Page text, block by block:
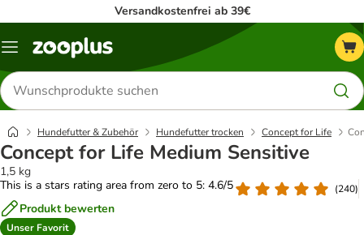
Versandkostenfrei ab 39€
Menü
Produkte
suchen
Hundefutter & Zubehör Hundefutter trocken Concept for Life
Concept for Life Medium Sensitive
1,5 kg
This is a stars rating area from zero to 5: 4.6/5
(240)
Produkt bewerten
Unser Favorit